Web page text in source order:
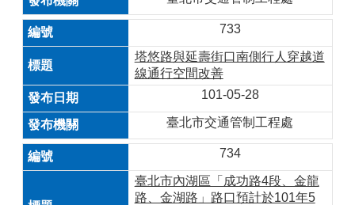
733
塔悠路與延壽街口南側行人穿越道
線通行空間改善
101-05-28
臺北市交通管制工程處
734
臺北市內湖區「成功路4段、金龍
路、金湖路」路口預計於101年5